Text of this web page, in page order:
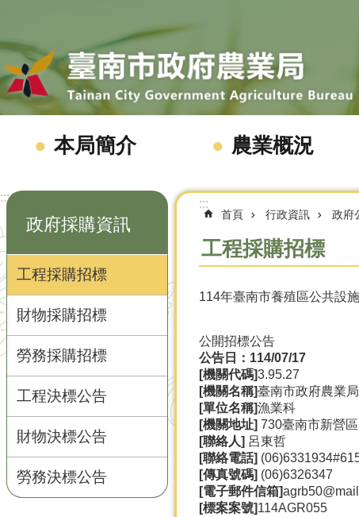
本局簡介 農業概況
:::
政府採購資訊
工程採購招標
財物採購招標
勞務採購招標
工程決標公告
財物決標公告
勞務決標公告
:::
首頁 行政資訊 政府
工程採購招標
114年臺南市養殖區公共設
公開招標公告
公告日：114/07/17
[機關代碼]3.95.27
[機關名稱]臺南市政府農業局
[單位名稱]漁業科
[機關地址] 730臺南市新營
[聯絡人] 呂東哲
[聯絡電話]
[傳真號碼] (06)6326347
[電子郵件信箱]
[標案案號]114AGR055